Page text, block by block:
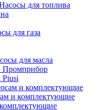
для топлива
для газа
для масла
Промприбор
Piusi
и комплектующие